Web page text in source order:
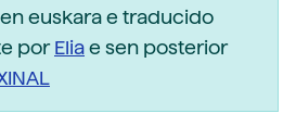
euskara e traducido
porEliae sen posterior